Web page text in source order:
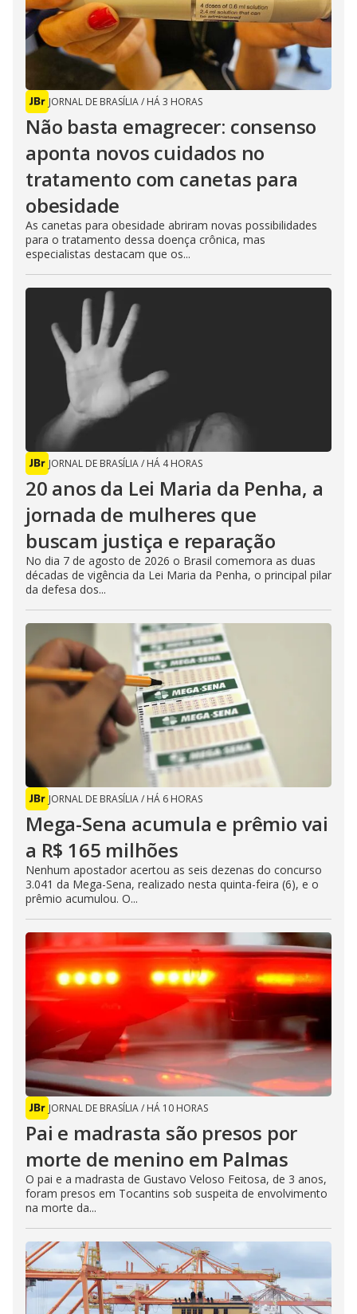
JORNAL DE BRASÍLIA/ HÁ 3 HORAS
Não basta emagrecer: consenso
aponta novos cuidados no
tratamento com canetas para
obesidade
As canetas para obesidade abriram novas possibilidades
para o tratamento dessa doença crônica, mas
especialistas destacam que os...
JORNAL DE BRASÍLIA/ HÁ 4 HORAS
20 anos da Lei Maria da Penha, a
jornada de mulheres que
buscam justiça e reparação
No dia 7 de agosto de 2026 o Brasil comemora as duas
décadas de vigência da Lei Maria da Penha, o principal pilar
da defesa dos...
JORNAL DE BRASÍLIA/ HÁ 6 HORAS
Mega-Sena acumula e prêmio vai
a R$ 165 milhões
Nenhum apostador acertou as seis dezenas do concurso
3.041 da Mega-Sena, realizado nesta quinta-feira (6), e o
prêmio acumulou. O...
JORNAL DE BRASÍLIA/ HÁ 10 HORAS
Pai e madrasta são presos por
morte de menino em Palmas
O pai e a madrasta de Gustavo Veloso Feitosa, de 3 anos,
foram presos em Tocantins sob suspeita de envolvimento
na morte da...